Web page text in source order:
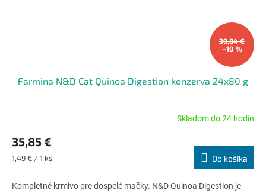
39,84 €
–10 %
Farmina N&D Cat Quinoa Digestion konzerva 24x80 g
produktu
je
5,0
5
Skladom do 24 hodín
35,85 €
Jednotková
1,49 € / 1 ks Do košíka
Kompletné krmivo pre dospelé mačky. N&D Quinoa Digestion je